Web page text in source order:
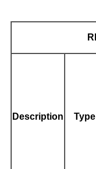
Description Type